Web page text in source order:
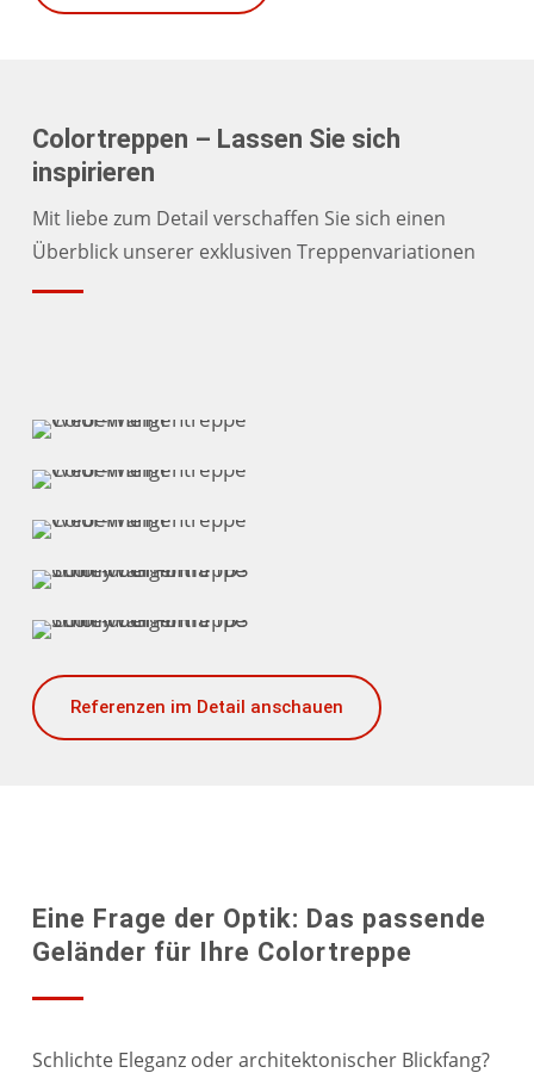
Colortreppen – Lassen Sie sich
inspirieren
Mit liebe zum Detail verschaffen Sie sich einen
Überblick unserer exklusiven Treppenvariationen
Referenzen im Detail anschauen
Eine Frage der Optik: Das passende
Geländer für Ihre Colortreppe
Schlichte Eleganz oder architektonischer Blickfang?